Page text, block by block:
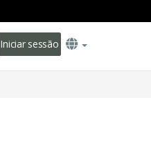
Iniciar sessão